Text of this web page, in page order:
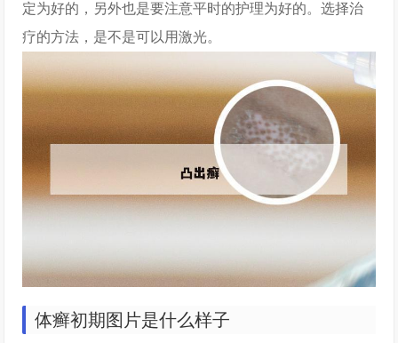
定为好的，另外也是要注意平时的护理为好的。选择治
疗的方法，是不是可以用激光。
体癣初期图片是什么样子